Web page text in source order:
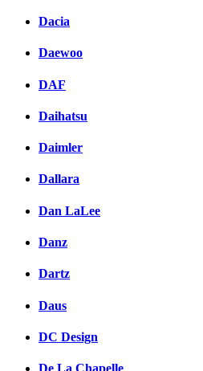
Dacia
Daewoo
DAF
Daihatsu
Daimler
Dallara
Dan LaLee
Danz
Dartz
Daus
DC Design
De La Chapelle